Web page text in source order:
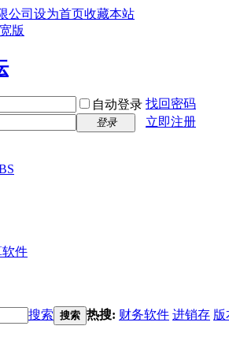
公司 设为首页收藏本站
版
自动登录 找回密码
登录
立即注册
软件
搜索 搜索 热搜: 财务软件 进销存 版